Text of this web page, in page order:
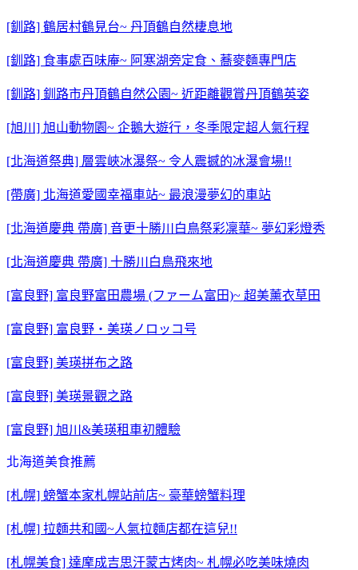
[釧路] 鶴居村鶴見台~ 丹頂鶴自然棲息地
[釧路] 食事處百味庵~ 阿寒湖旁定食、蕎麥麵專門店
[釧路] 釧路市丹頂鶴自然公園~ 近距離觀賞丹頂鶴英姿
[旭川] 旭山動物園~ 企鵝大遊行，冬季限定超人氣行程
[北海道祭典] 層雲峽冰瀑祭~ 令人震撼的冰瀑會場!!
[帶廣] 北海道愛國幸福車站~ 最浪漫夢幻的車站
[北海道慶典 帶廣] 音更十勝川白鳥祭彩凜華~ 夢幻彩燈秀
[北海道慶典 帶廣] 十勝川白鳥飛來地
[富良野] 富良野富田農場 (ファーム富田)~ 超美薰衣草田
[富良野] 富良野・美瑛ノロッコ号
[富良野] 美瑛拼布之路
[富良野] 美瑛景觀之路
[富良野] 旭川&美瑛租車初體驗
北海道美食推薦
[札幌] 螃蟹本家札幌站前店~ 豪華螃蟹料理
[札幌] 拉麵共和國~人氣拉麵店都在這兒!!
[札幌美食] 達摩成吉思汗蒙古烤肉~ 札幌必吃美味燒肉